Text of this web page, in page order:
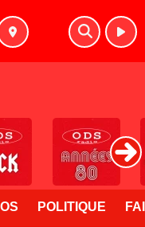
POLITIQUE